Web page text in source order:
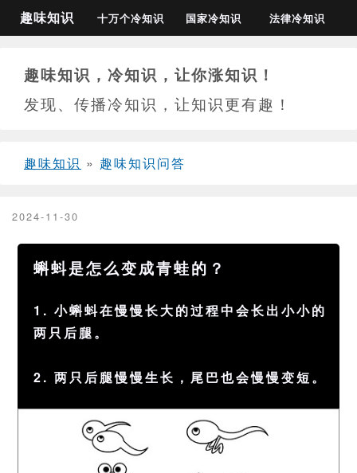
趣味知识 十万个冷知识 国家冷知识 法律冷知识
趣味知识，冷知识，让你涨知识！
发现、传播冷知识，让知识更有趣！
趣味知识 » 趣味知识问答
2024-11-30
蝌蚪是怎么变成青蛙的？
1. 小蝌蚪在慢慢长大的过程中会长出小小的
两只后腿。
2. 两只后腿慢慢生长，尾巴也会慢慢变短。